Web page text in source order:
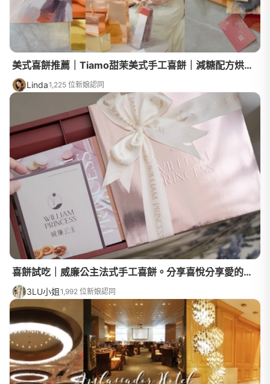
美式喜餅推薦｜Tiamo甜茉美式手工喜餅｜減糖配方烘焙出永恆愛情，完美布朗尼傳遞幸福訊號
Linda1,225 位新娘認同
喜餅試吃｜威廉公主法式手工喜餅。分享喜悅分享愛的夢幻甜點禮物盒
3LU小姐1,992 位新娘認同